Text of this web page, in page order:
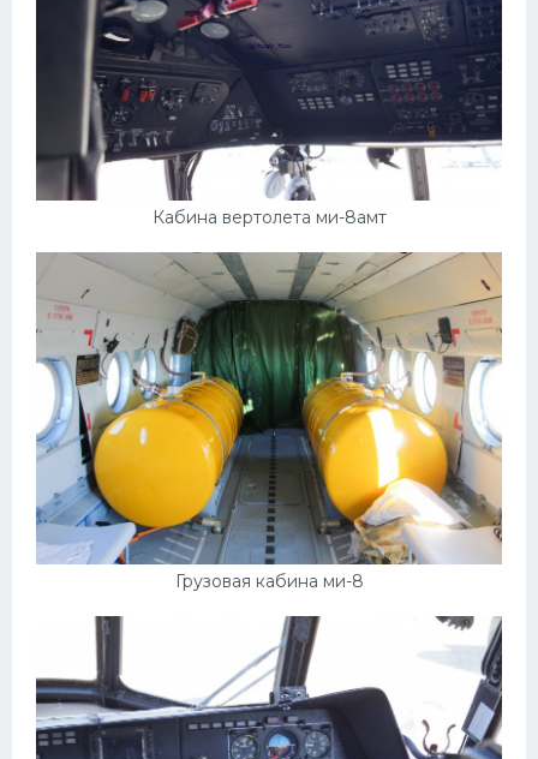
Кабина вертолета ми-8амт
Грузовая кабина ми-8